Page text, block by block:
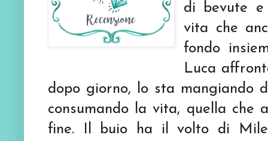
di bevute
vita che
fondo
Luca
dopo giorno, lo sta mangiando
consumando la vita, quella che
fine. Il buio ha il volto di